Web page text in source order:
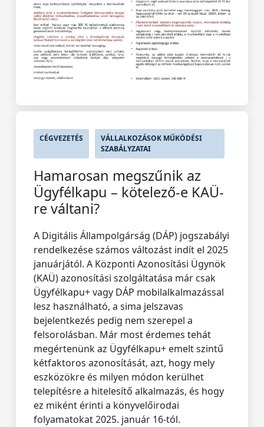
CÉGVEZETÉS
VÁLLALKOZÁSOK MŰKÖDÉSI
SZABÁLYZATAI
Hamarosan megszűnik az
Ügyfélkapu – kötelező-e KAÜ-
re váltani?
A Digitális Állampolgárság (DÁP) jogszabályi
rendelkezése számos változást indít el 2025
januárjától. A Központi Azonosítási Ügynök
(KAÜ) azonosítási szolgáltatása már csak
Ügyfélkapu+ vagy DÁP mobilalkalmazással
lesz használható, a sima jelszavas
bejelentkezés pedig nem szerepel a
felsorolásban. Már most érdemes tehát
megértenünk az Ügyfélkapu+ emelt szintű
kétfaktoros azonosítását, azt, hogy mely
eszközökre és milyen módon kerülhet
telepítésre a hitelesítő alkalmazás, és hogy
ez miként érinti a könyvelőirodai
folyamatokat 2025. január 16-tól.